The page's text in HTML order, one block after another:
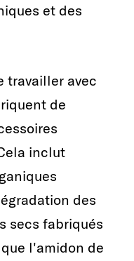
et des
travailler avec
de
inclut
des
secs fabriqués
l'amidon de